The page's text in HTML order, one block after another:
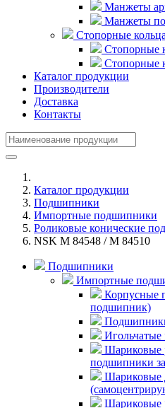
Манжеты
Манжеты
Стопорные кольца
Стопорные
Стопорные
Каталог продукции
Производители
Доставка
Контакты
Каталог продукции
Подшипники
Импортные подшипники
Роликовые конические
NSK M 84548 / M 84510
Подшипники
Импортные
Корпусные
подшипник)
Шариковые
подшипники
Шариковые
Шариковые